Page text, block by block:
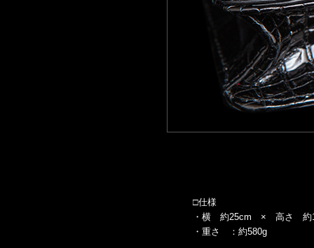
□仕様
・横 約25cm × 高さ 約
・重さ ：約580g